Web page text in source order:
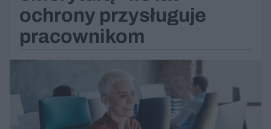
ochrony przysługuje
pracownikom